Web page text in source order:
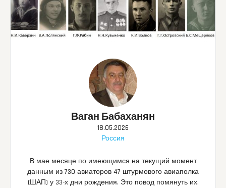
Ваган Бабаханян
18.05.2026
Россия
В мае месяце по имеющимся на текущий момент
данным из 730 авиаторов 47 штурмового авиаполка
(ШАП) у 33-х дни рождения. Это повод помянуть их.